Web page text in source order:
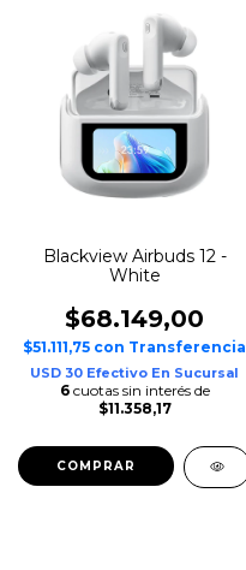
Blackview Airbuds 12 -
White
$68.149,00
$51.111,75 con Transferencia
USD 30 Efectivo En Sucursal
6 cuotas sin interés de
$11.358,17